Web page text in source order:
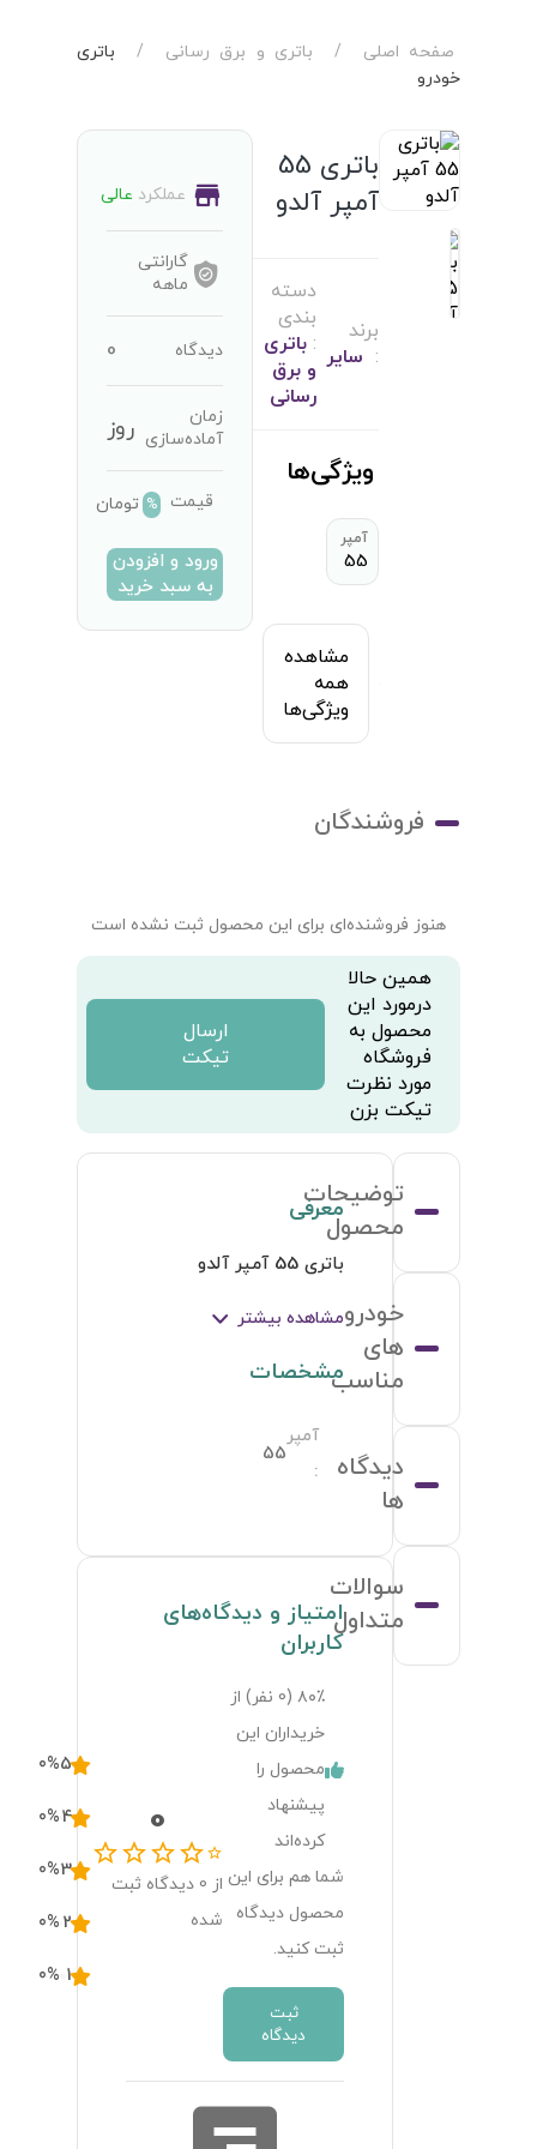
صفحه اصلی / باتری و برق رسانی /
باتری
خودرو
باتری 55
آمپر آلدو
برند
: سایر
دسته
بندی
: باتری
و برق
رسانی
ویژگی‌ها
آمپر
55
مشاهده
همه
ویژگی‌ها
عملکرد عالی
گارانتی
ماهه
دیدگاه 0
زمان
آماده‌سازی روز
قیمت % تومان
ورود و افزودن
به سبد خرید
فروشندگان
هنوز فروشنده‌ای برای این محصول ثبت نشده است
همین حالا
درمورد این
محصول به
فروشگاه
مورد نظرت
تیکت بزن
ارسال
تیکت
توضیحات
محصول
خودرو
های
مناسب
دیدگاه
ها
سوالات
متداول
معرفی
باتری 55 آمپر آلدو
مشاهده بیشتر
مشخصات
آمپر
:
55
امتیاز و دیدگاه‌های
کاربران
۸۰٪ ( 0 نفر) از
خریداران این
محصول را
پیشنهاد
کرده‌اند
شما هم برای این
محصول دیدگاه
ثبت کنید.
ثبت
دیدگاه
0
از 0 دیدگاه ثبت
شده
5
0%
4
0%
3
0%
2
0%
1
0%